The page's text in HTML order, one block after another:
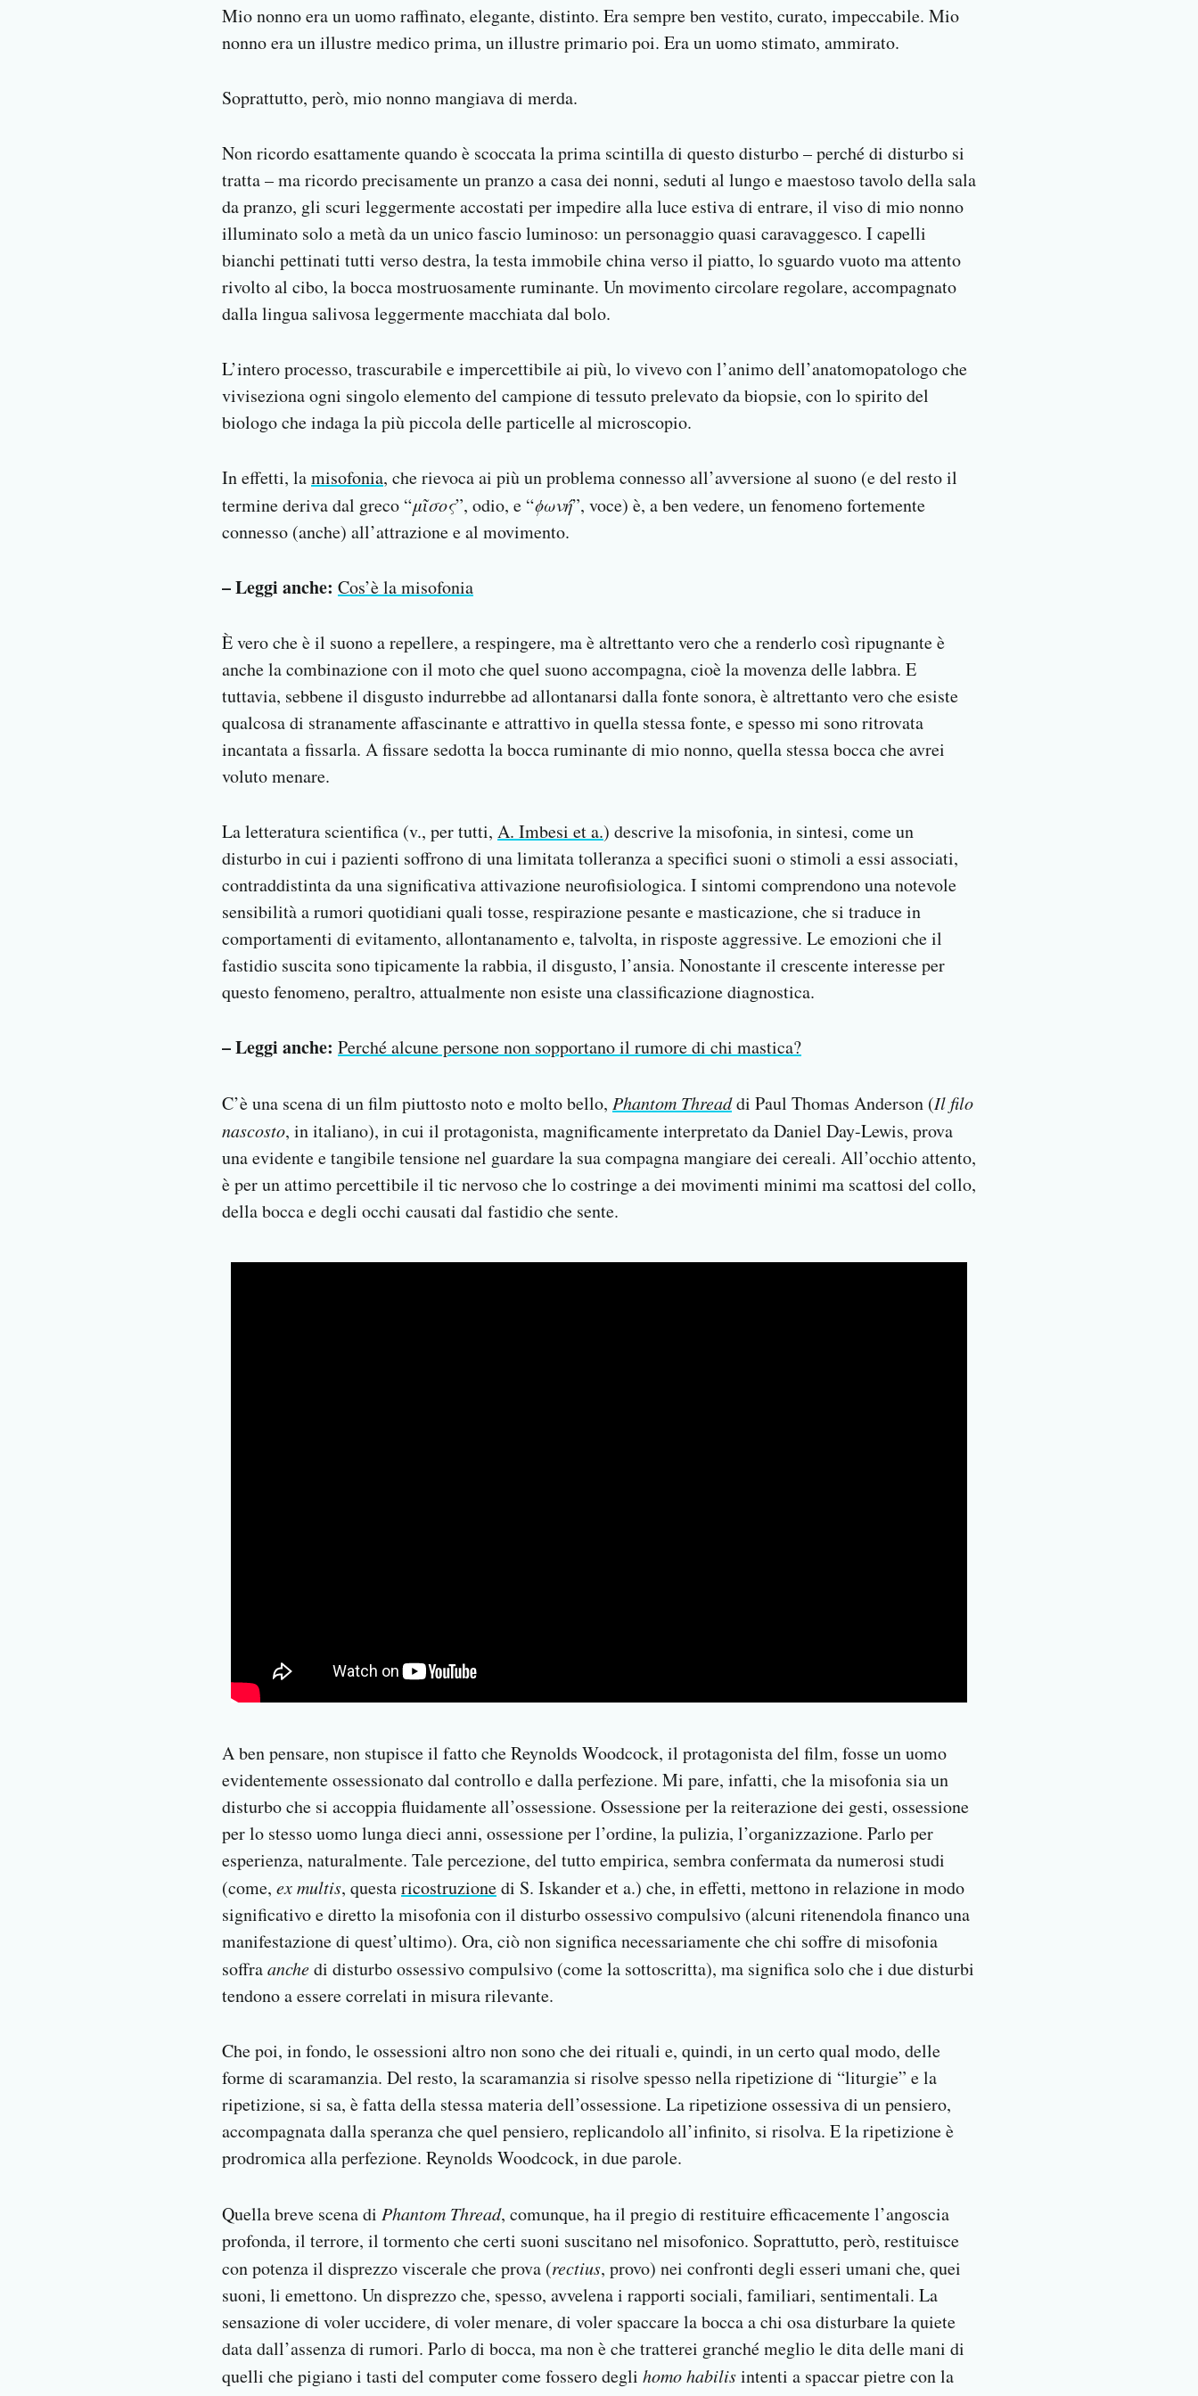
Mio nonno era un uomo raffinato, elegante, distinto. Era sempre ben vestito, curato, impeccabile. Mio
nonno era un illustre medico prima, un illustre primario poi. Era un uomo stimato, ammirato.
Soprattutto, però, mio nonno mangiava di merda.
Non ricordo esattamente quando è scoccata la prima scintilla di questo disturbo – perché di disturbo si
tratta – ma ricordo precisamente un pranzo a casa dei nonni, seduti al lungo e maestoso tavolo della sala
da pranzo, gli scuri leggermente accostati per impedire alla luce estiva di entrare, il viso di mio nonno
illuminato solo a metà da un unico fascio luminoso: un personaggio quasi caravaggesco. I capelli
bianchi pettinati tutti verso destra, la testa immobile china verso il piatto, lo sguardo vuoto ma attento
rivolto al cibo, la bocca mostruosamente ruminante. Un movimento circolare regolare, accompagnato
dalla lingua salivosa leggermente macchiata dal bolo.
L’intero processo, trascurabile e impercettibile ai più, lo vivevo con l’animo dell’anatomopatologo che
viviseziona ogni singolo elemento del campione di tessuto prelevato da biopsie, con lo spirito del
biologo che indaga la più piccola delle particelle al microscopio.
In effetti, lamisofonia, che rievoca ai più un problema connesso all’avversione al suono (e del resto il
termine deriva dal greco “μῖσος”, odio, e “ϕωνή”, voce) è, a ben vedere, un fenomeno fortemente
connesso (anche) all’attrazione e al movimento.
– Leggi anche: Cos’è la misofonia
È vero che è il suono a repellere, a respingere, ma è altrettanto vero che a renderlo così ripugnante è
anche la combinazione con il moto che quel suono accompagna, cioè la movenza delle labbra. E
tuttavia, sebbene il disgusto indurrebbe ad allontanarsi dalla fonte sonora, è altrettanto vero che esiste
qualcosa di stranamente affascinante e attrattivo in quella stessa fonte, e spesso mi sono ritrovata
incantata a fissarla. A fissare sedotta la bocca ruminante di mio nonno, quella stessa bocca che avrei
voluto menare.
La letteratura scientifica (v., per tutti, A. Imbesi et a.) descrive la misofonia, in sintesi, come un
disturbo in cui i pazienti soffrono di una limitata tolleranza a specifici suoni o stimoli a essi associati,
contraddistinta da una significativa attivazione neurofisiologica. I sintomi comprendono una notevole
sensibilità a rumori quotidiani quali tosse, respirazione pesante e masticazione, che si traduce in
comportamenti di evitamento, allontanamento e, talvolta, in risposte aggressive. Le emozioni che il
fastidio suscita sono tipicamente la rabbia, il disgusto, l’ansia. Nonostante il crescente interesse per
questo fenomeno, peraltro, attualmente non esiste una classificazione diagnostica.
– Leggi anche: Perché alcune persone non sopportano il rumore di chi mastica?
C’è una scena di un film piuttosto noto e molto bello, Phantom Threaddi Paul Thomas Anderson (Il filo
nascosto, in italiano), in cui il protagonista, magnificamente interpretato da Daniel Day-Lewis, prova
una evidente e tangibile tensione nel guardare la sua compagna mangiare dei cereali. All’occhio attento,
è per un attimo percettibile il tic nervoso che lo costringe a dei movimenti minimi ma scattosi del collo,
della bocca e degli occhi causati dal fastidio che sente.
A ben pensare, non stupisce il fatto che Reynolds Woodcock, il protagonista del film, fosse un uomo
evidentemente ossessionato dal controllo e dalla perfezione. Mi pare, infatti, che la misofonia sia un
disturbo che si accoppia fluidamente all’ossessione. Ossessione per la reiterazione dei gesti, ossessione
per lo stesso uomo lunga dieci anni, ossessione per l’ordine, la pulizia, l’organizzazione. Parlo per
esperienza, naturalmente. Tale percezione, del tutto empirica, sembra confermata da numerosi studi
(come, ex multis, questaricostruzionedi S. Iskander et a.) che, in effetti, mettono in relazione in modo
significativo e diretto la misofonia con il disturbo ossessivo compulsivo (alcuni ritenendola financo una
manifestazione di quest’ultimo). Ora, ciò non significa necessariamente che chi soffre di misofonia
soffraanchedi disturbo ossessivo compulsivo (come la sottoscritta), ma significa solo che i due disturbi
tendono a essere correlati in misura rilevante.
Che poi, in fondo, le ossessioni altro non sono che dei rituali e, quindi, in un certo qual modo, delle
forme di scaramanzia. Del resto, la scaramanzia si risolve spesso nella ripetizione di “liturgie” e la
ripetizione, si sa, è fatta della stessa materia dell’ossessione. La ripetizione ossessiva di un pensiero,
accompagnata dalla speranza che quel pensiero, replicandolo all’infinito, si risolva. E la ripetizione è
prodromica alla perfezione. Reynolds Woodcock, in due parole.
Quella breve scena di Phantom Thread, comunque, ha il pregio di restituire efficacemente l’angoscia
profonda, il terrore, il tormento che certi suoni suscitano nel misofonico. Soprattutto, però, restituisce
con potenza il disprezzo viscerale che prova (rectius, provo) nei confronti degli esseri umani che, quei
suoni, li emettono. Un disprezzo che, spesso, avvelena i rapporti sociali, familiari, sentimentali. La
sensazione di voler uccidere, di voler menare, di voler spaccare la bocca a chi osa disturbare la quiete
data dall’assenza di rumori. Parlo di bocca, ma non è che tratterei granché meglio le dita delle mani di
quelli che pigiano i tasti del computer come fossero degli homo habilisintenti a spaccar pietre con la